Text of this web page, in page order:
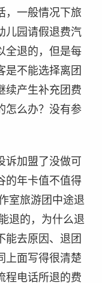
，一般情况下旅
儿园请假退费汽
全退的，但是每
是不能选择离团
续产生补充团费
怎么办？没有参
诉加盟了没做可
的年卡值不值得
室旅游团中途退
退的，为什么退
能去原因、退团
上面写得很清楚
程电话所退的费